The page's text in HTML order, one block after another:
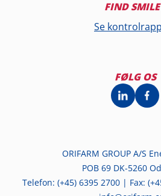
FIND
Se
FØLG OS
ORIFARM GROUP A/S
POB 69 DK-5260
Telefon: (+45) 6395 2700 | Fax: